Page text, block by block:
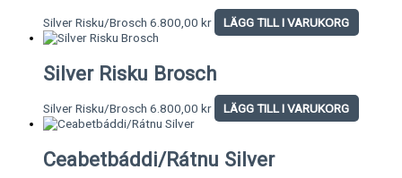
Silver Risku/Brosch 6.800,00 kr LÄGG TILL I VARUKORG
Silver Risku Brosch
Silver Risku/Brosch 6.800,00 kr LÄGG TILL I VARUKORG
Ceabetbáddi/Rátnu Silver